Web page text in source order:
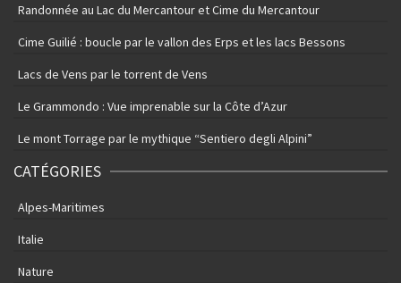
Randonnée au Lac du Mercantour et Cime du Mercantour
Cime Guilié : boucle par le vallon des Erps et les lacs Bessons
Lacs de Vens par le torrent de Vens
Le Grammondo : Vue imprenable sur la Côte d’Azur
Le mont Torrage par le mythique “Sentiero degli Alpini”
CATÉGORIES
Alpes-Maritimes
Italie
Nature